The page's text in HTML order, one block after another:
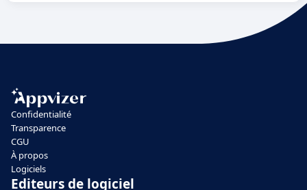
Confidentialité
Transparence
CGU
À propos
Logiciels
Editeurs de logiciel